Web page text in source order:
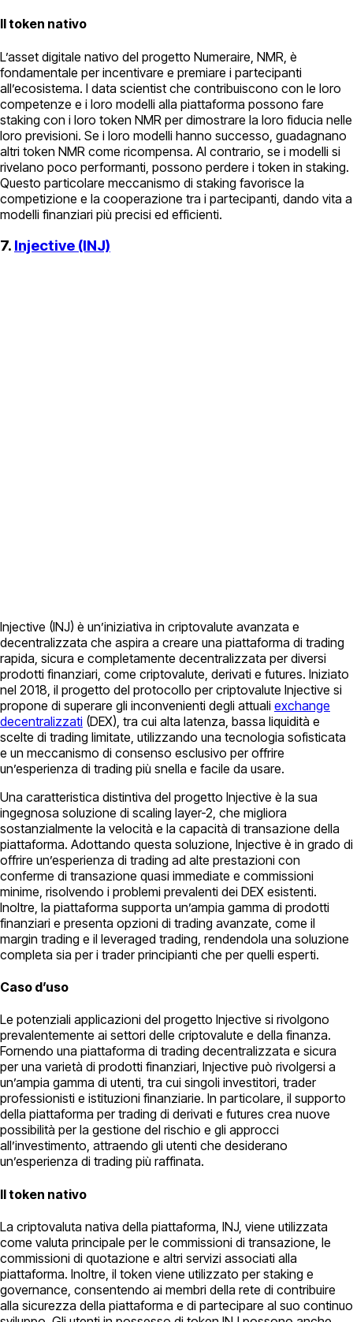
Il token nativo
L’asset digitale nativo del progetto Numeraire, NMR, è
fondamentale per incentivare e premiare i partecipanti
all’ecosistema. I data scientist che contribuiscono con le loro
competenze e i loro modelli alla piattaforma possono fare
staking con i loro token NMR per dimostrare la loro fiducia nelle
loro previsioni. Se i loro modelli hanno successo, guadagnano
altri token NMR come ricompensa. Al contrario, se i modelli si
rivelano poco performanti, possono perdere i token in staking.
Questo particolare meccanismo di staking favorisce la
competizione e la cooperazione tra i partecipanti, dando vita a
modelli finanziari più precisi ed efficienti.
7. Injective (INJ)
Injective (INJ) è un’iniziativa in criptovalute avanzata e
decentralizzata che aspira a creare una piattaforma di trading
rapida, sicura e completamente decentralizzata per diversi
prodotti finanziari, come criptovalute, derivati e futures. Iniziato
nel 2018, il progetto del protocollo per criptovalute Injective si
propone di superare gli inconvenienti degli attuali exchange
decentralizzati (DEX), tra cui alta latenza, bassa liquidità e
scelte di trading limitate, utilizzando una tecnologia sofisticata
e un meccanismo di consenso esclusivo per offrire
un’esperienza di trading più snella e facile da usare.
Una caratteristica distintiva del progetto Injective è la sua
ingegnosa soluzione di scaling layer-2, che migliora
sostanzialmente la velocità e la capacità di transazione della
piattaforma. Adottando questa soluzione, Injective è in grado di
offrire un’esperienza di trading ad alte prestazioni con
conferme di transazione quasi immediate e commissioni
minime, risolvendo i problemi prevalenti dei DEX esistenti.
Inoltre, la piattaforma supporta un’ampia gamma di prodotti
finanziari e presenta opzioni di trading avanzate, come il
margin trading e il leveraged trading, rendendola una soluzione
completa sia per i trader principianti che per quelli esperti.
Caso d’uso
Le potenziali applicazioni del progetto Injective si rivolgono
prevalentemente ai settori delle criptovalute e della finanza.
Fornendo una piattaforma di trading decentralizzata e sicura
per una varietà di prodotti finanziari, Injective può rivolgersi a
un’ampia gamma di utenti, tra cui singoli investitori, trader
professionisti e istituzioni finanziarie. In particolare, il supporto
della piattaforma per trading di derivati e futures crea nuove
possibilità per la gestione del rischio e gli approcci
all’investimento, attraendo gli utenti che desiderano
un’esperienza di trading più raffinata.
Il token nativo
La criptovaluta nativa della piattaforma, INJ, viene utilizzata
come valuta principale per le commissioni di transazione, le
commissioni di quotazione e altri servizi associati alla
piattaforma. Inoltre, il token viene utilizzato per staking e
governance, consentendo ai membri della rete di contribuire
alla sicurezza della piattaforma e di partecipare al suo continuo